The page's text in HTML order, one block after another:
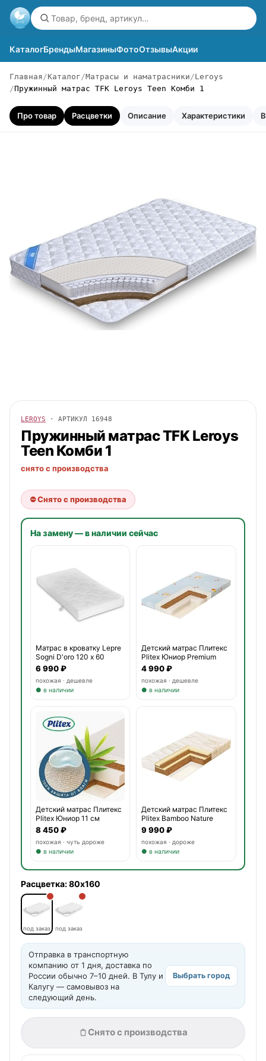
КаталогБрендыМагазиныФотоОтзывыАкции
Главная Каталог Матрасы и наматрасники
Leroys
Пружинный матрас TFK Leroys Teen Комби 1
Про товар Расцветки Описание Характеристики
LEROYS · АРТИКУЛ 16948
Пружинный матрас TFKLeroys
Teen Комби 1
снято с производства
⛔ Снято с производства
На замену — в наличии сейчас
Матрас в кроватку Lepre
Sogni D'oro 120 х 60
6 990 ₽
похожая · дешевле
● в наличии
Детский матрас Плитекс
Plitex Юниор Premium
4 990 ₽
похожая · дешевле
● в наличии
Детский матрас Плитекс
Plitex Юниор 11 см
8 450 ₽
похожая · чуть дороже
● в наличии
Детский матрас Плитекс
Plitex Bamboo Nature
9 990 ₽
похожая · дороже
● в наличии
Расцветка:80x160
под заказ под заказ
Отправка в транспортную
компанию от 1 дня, доставка по
России обычно 7–10 дней. В Тулу и
Калугу — самовывоз на
следующий день.
Выбрать город
Снято с производства